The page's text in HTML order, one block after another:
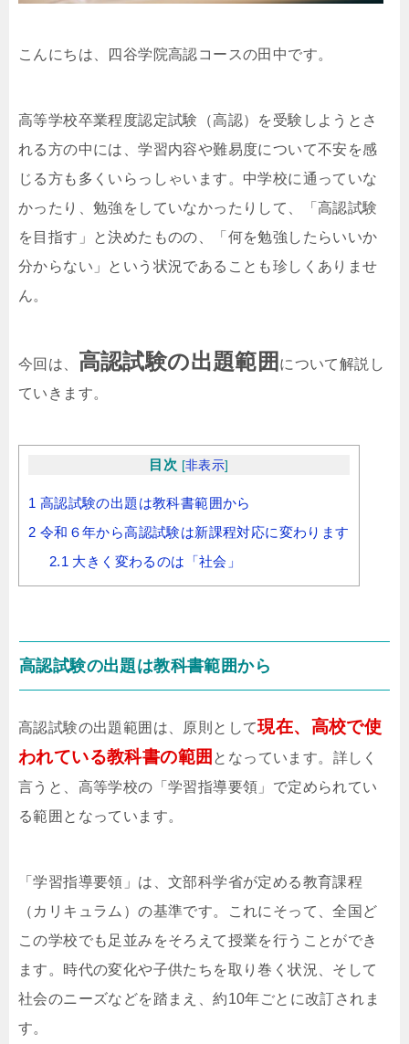
こんにちは、四谷学院高認コースの田中です。
高等学校卒業程度認定試験（高認）を受験しようとさ
れる方の中には、学習内容や難易度について不安を感
じる方も多くいらっしゃいます。中学校に通っていな
かったり、勉強をしていなかったりして、「高認試験
を目指す」と決めたものの、「何を勉強したらいいか
分からない」という状況であることも珍しくありませ
ん。
今回は、 高認試験の出題範囲 について解説し
ていきます。
目次 [非表示]
1 高認試験の出題は教科書範囲から
2 令和６年から高認試験は新課程対応に変わります
2.1 大きく変わるのは「社会」
高認試験の出題は教科書範囲から
高認試験の出題範囲は、原則として現在、高校で使
われている教科書の範囲 となっています。詳しく
言うと、高等学校の「学習指導要領」で定められてい
る範囲となっています。
「学習指導要領」は、文部科学省が定める教育課程
（カリキュラム）の基準です。これにそって、全国ど
この学校でも足並みをそろえて授業を行うことができ
ます。時代の変化や子供たちを取り巻く状況、そして
社会のニーズなどを踏まえ、約10年ごとに改訂されま
す。